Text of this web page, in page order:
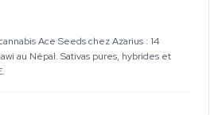
Ace Seeds chez Azarius : 14
au Népal. Sativas pures, hybrides et